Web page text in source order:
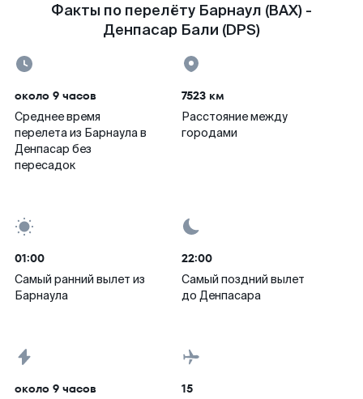
Факты по перелёту Барнаул (BAX) -
Денпасар Бали (DPS)
около 9 часов
Среднее время
перелета из Барнаула в
Денпасар без
пересадок
7523 км
Расстояние между
городами
01:00
Самый ранний вылет из
Барнаула
22:00
Самый поздний вылет
до Денпасара
около 9 часов 15